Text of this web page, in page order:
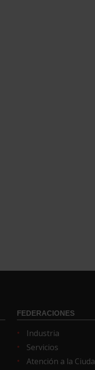
FEDERACIONES
Industria
Servicios
Atención a la